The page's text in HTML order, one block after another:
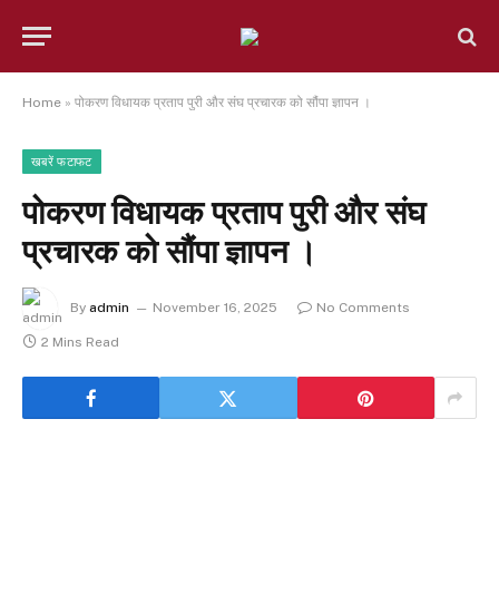
Home » पोकरण विधायक प्रताप पुरी और संघ प्रचारक को सौंपा ज्ञापन ।
खबरें फटाफट
पोकरण विधायक प्रताप पुरी और संघ
प्रचारक को सौंपा ज्ञापन ।
By admin November 16, 2025 No Comments
2 Mins Read